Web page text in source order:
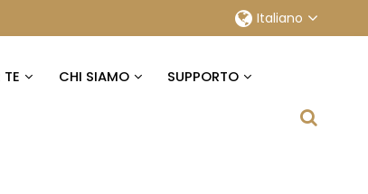
Italiano
TE CHI SIAMO SUPPORTO